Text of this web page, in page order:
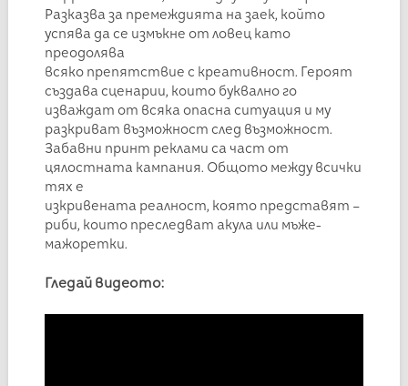
Разказва за премеждията на заек, който
успява да се измъкне от ловец като
преодолява
всяко препятствие с креативност. Героят
създава сценарии, които буквално го
изваждат от всяка опасна ситуация и му
разкриват възможност след възможност.
Забавни принт реклами са част от
цялостната кампания. Общото между всички
тях е
изкривената реалност, която представят –
риби, които преследват акула или мъже-
мажоретки.
Гледай видеото: